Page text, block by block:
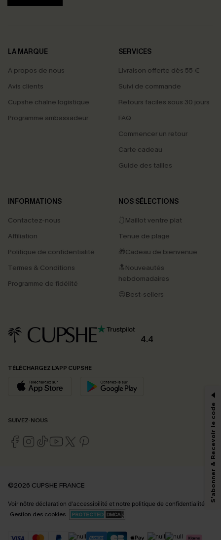
LA MARQUE
À propos de nous
Avis clients
Cupshe chaîne logistique
Programme ambassadeur
SERVICES
Livraison offerte dès 55 €
Suivi de commande
Retours faciles sous 30 jours
FAQ
Commencer un retour
Carte cadeau
Guide des tailles
INFORMATIONS
Contactez-nous
Affiliation
Politique de confidentialité
Termes & Conditions
Programme de fidélité
NOS SÉLECTIONS
🩱Maillot ventre plat
Tenue de plage
🎁Cadeau de bienvenue
🔝Nouveautés
hebdomadaires
😍Best-sellers
4.4
TÉLÉCHARGEZ L’APP CUPSHE
SUIVEZ-NOUS
©2026 CUPSHE FRANCE
Voir nôtre déclaration d'accessibilité et notre politique de confidentialité.
Gestion des cookies
PROFITEZ DE -15%
-15% dès 2 Achetés par E-mail
En soumettant votre adresse e-mail, vous acceptez de recevoir des e-mails
marketing (y compris du contenu généré par l'IA) de Cupshe et
personnaliser nos contenus et nos offres, et de vous recommander des
Politique de
confidentialité. Vous pouvez vous désabonner à tout moment.
S'abonner & Recevoir le code